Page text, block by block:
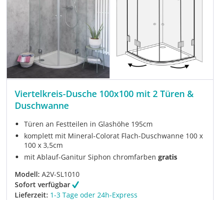
Viertelkreis-Dusche 100x100 mit 2 Türen &
Duschwanne
Türen an Festteilen in Glashöhe 195cm
komplett mit Mineral-Colorat Flach-Duschwanne 100 x
100 x 3,5cm
mit Ablauf-Ganitur Siphon chromfarbengratis
Modell: A2V-SL1010
Sofort verfügbar
Lieferzeit: 1-3 Tage oder 24h-Express